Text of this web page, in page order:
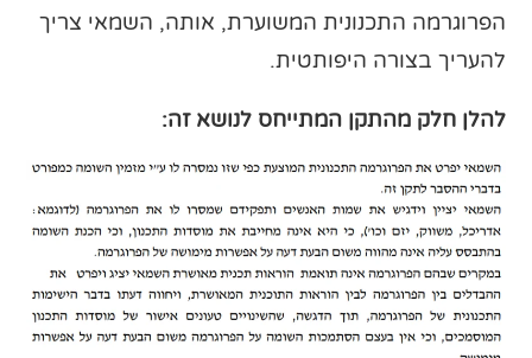
הפרוגרמה התכנונית המשוערת, אותה, השמאי צריך
להעריך בצורה היפותטית.
להלן חלק מהתקן המתייחס לנושא זה: